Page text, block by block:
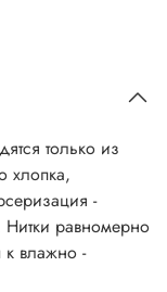
только из
хлопка,
-
Нитки равномерно
к влажно -